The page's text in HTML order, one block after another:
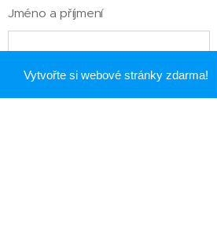
Jméno a příjmení
E-mail
Vytvořte si webové stránky zdarma!